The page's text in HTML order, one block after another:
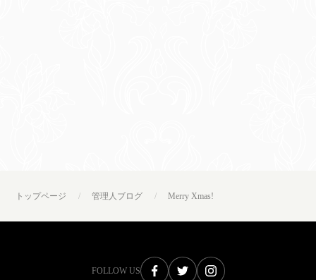
トップページ 管理人ブログ Merry Xmas!
FOLLOW US